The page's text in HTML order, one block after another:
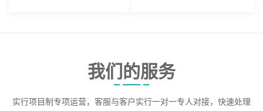
我们的服务
实行项目制专项运营，客服与客户实行一对一专人对接，快速处理